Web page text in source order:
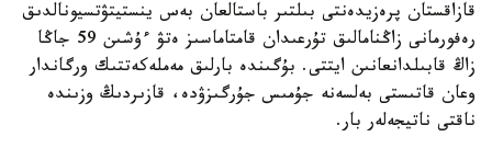
قازاقستان پرەزيدەنتى بىلتىر باستالعان بەس ينستيتۋتسيونالدىق
رەفورمانى زاڭنامالىق تۇرعىدان قامتاماسىز ەتۋ ءۇشىن 59 جاڭا
زاڭ قابىلدانعانىن ايتتى. بۇگىندە بارلىق مەملەكەتتىك ورگاندار
وعان قاتىستى بەلسەنە جۇمىس جۇرگىزۋدە، قازىردىڭ وزىندە
ناقتى ناتيجەلەر بار.